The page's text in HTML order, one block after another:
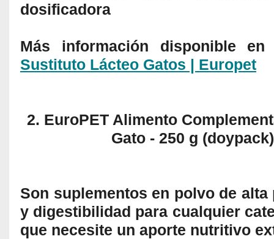
dosificadora
Más información disponible
Sustituto Lácteo Gatos | Europet
2. EuroPET Alimento
Gato - 250 g (doypack)
Son suplementos en polvo de alta
y digestibilidad para cualquier
que necesite un aporte nutritivo